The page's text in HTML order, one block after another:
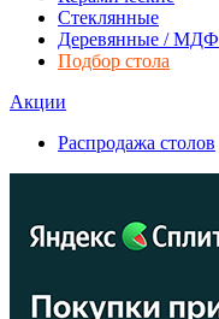
Стеклянные
Деревянные / МДФ
Подбор стола
Акции
Распродажа столов